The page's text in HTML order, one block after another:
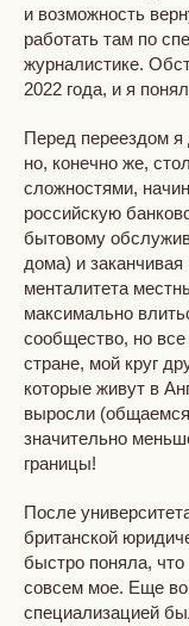
и возможность
работать там по
журналистике.
2022 года, и я
Перед переездом я
но, конечно же,
сложностями,
российскую
бытовому
дома) и
менталитета
максимально
сообщество, но все
стране, мой круг
которые живут в
выросли
значительно
границы!
После
британской
быстро поняла, что
совсем мое. Еще
специализацией